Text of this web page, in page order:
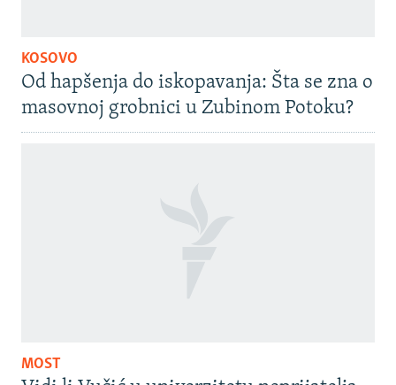
KOSOVO
Od hapšenja do iskopavanja: Šta se zna o
masovnoj grobnici u Zubinom Potoku?
MOST